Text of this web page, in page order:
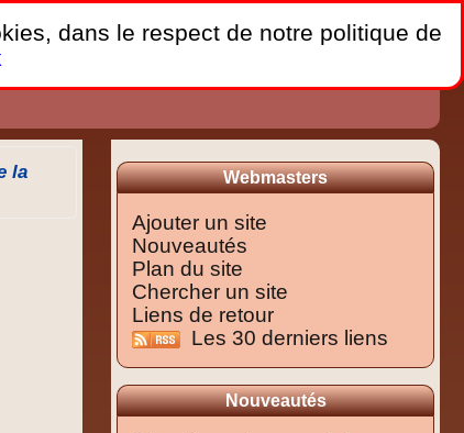
la
Webmasters
Ajouter un site
Nouveautés
Plan du site
Chercher un site
Liens de retour
Les 30 derniers liens
Nouveautés
dans le respect de notre politique de